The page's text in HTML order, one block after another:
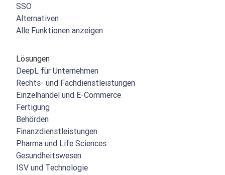
SSO
Alternativen
Alle Funktionen anzeigen
Lösungen
DeepL für Unternehmen
Rechts- und Fachdienstleistungen
Einzelhandel und E-Commerce
Fertigung
Behörden
Finanzdienstleistungen
Pharma und Life Sciences
Gesundheitswesen
ISV und Technologie